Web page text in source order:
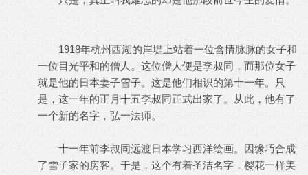
1918年杭州西湖的岸堤上站着一位含情脉脉的女子和
一位目光平和的僧人。这位僧人便是李叔同，而那位女子
就是他的日本妻子雪子。这是他们相识的第十一年。只
是，这一年的正月十五李叔同正式出家了。从此，他有了
一个新的名字，弘一法师。
十一年前李叔同远渡日本学习西洋绘画。因缘巧合成
了雪子家的房客。于是，这个有着圣洁名字，樱花一样美